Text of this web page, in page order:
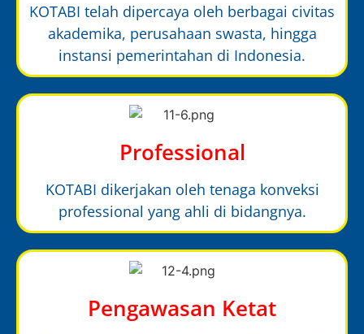
KOTABI telah dipercaya oleh berbagai civitas
akademika, perusahaan swasta, hingga
instansi pemerintahan di Indonesia.
Professional
KOTABI dikerjakan oleh tenaga konveksi
professional yang ahli di bidangnya.
Pengawasan Ketat